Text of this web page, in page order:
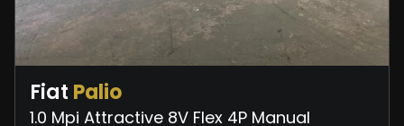
Fiat Palio
1.0 Mpi Attractive 8V Flex 4P Manual